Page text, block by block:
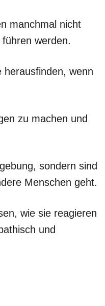
manchmal nicht
werden.
herausfinden, wenn
zu machen und
sondern sind
Menschen geht.
wie sie reagieren
und